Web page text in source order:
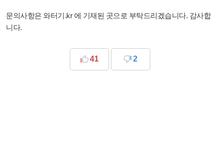
문의사항은 와터기.kr 에 기재된 곳으로 부탁드리겠습니다. 감사합
니다.
41 2